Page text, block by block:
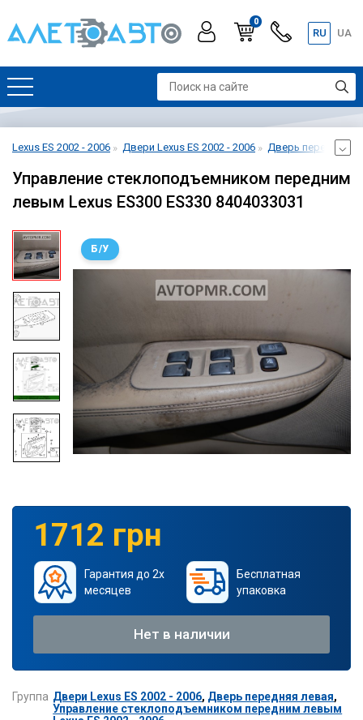
0
RU UA
Lexus ES 2002 - 2006 Двери Lexus ES 2002 - 2006 Дверь передняя
Управление стеклоподъемником передним
левым Lexus ES300 ES330 8404033031
Б/У
1712 грн
Гарантия до 2х
месяцев
Бесплатная
упаковка
Нет в наличии
Группа Двери Lexus ES 2002 - 2006, Дверь передняя левая,
Управление стеклоподъемником передним левым